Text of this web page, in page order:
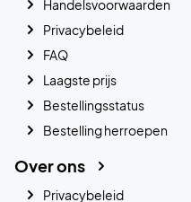
Handelsvoorwaarden
Privacybeleid
FAQ
Laagste prijs
Bestellingsstatus
Bestelling herroepen
Over ons
Privacybeleid